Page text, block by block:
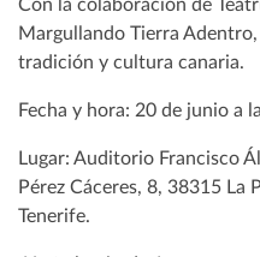
Con la colaboración de
Margullando Tierra
tradición y cultura canaria.
Fecha y hora: 20 de junio a
Lugar: Auditorio Francisco
Pérez Cáceres, 8, 38315 La
Tenerife.